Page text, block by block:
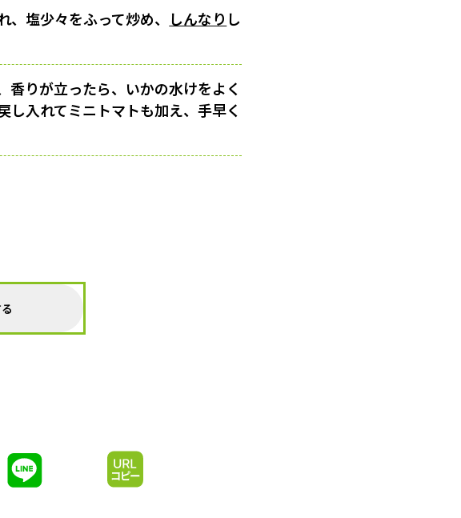
塩少々をふって炒め、 しんなり し
香りが立ったら、いかの水けをよく
し入れてミニトマトも加え、手早く